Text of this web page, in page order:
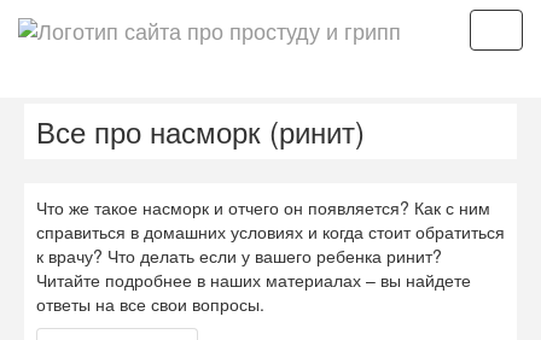
Все про насморк (ринит)
Что же такое насморк и отчего он появляется? Как с ним
справиться в домашних условиях и когда стоит обратиться
к врачу? Что делать если у вашего ребенка ринит?
Читайте подробнее в наших материалах – вы найдете
ответы на все свои вопросы.